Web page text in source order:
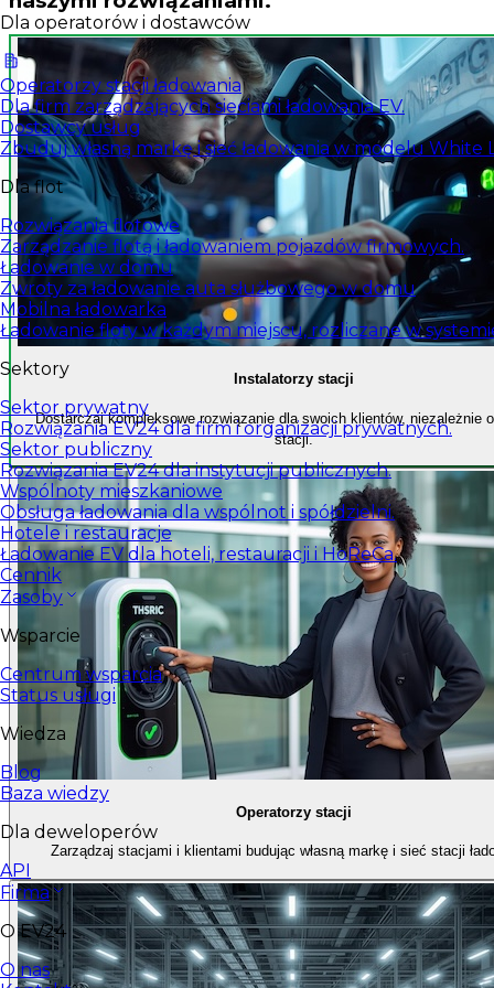
Dla operatorów i dostawców
Operatorzy stacji ładowania
Dla firm zarządzających sieciami ładowania EV.
Dostawcy usług
Zbuduj własną markę i sieć ładowania w modelu White
Dla flot
Rozwiązania flotowe
Zarządzanie flotą i ładowaniem pojazdów firmowych.
Ładowanie w domu
Zwroty za ładowanie auta służbowego w domu
Mobilna ładowarka
Ładowanie floty w każdym miejscu, rozliczane w
Sektory
Sektor prywatny
Rozwiązania EV24 dla firm i organizacji prywatnych.
Sektor publiczny
Rozwiązania EV24 dla instytucji publicznych.
Wspólnoty mieszkaniowe
Obsługa ładowania dla wspólnot i spółdzielni.
Hotele i restauracje
Ładowanie EV dla hoteli, restauracji i HoReCa.
Cennik
Zasoby
Wsparcie
Centrum wsparcia
Status usługi
Wiedza
Blog
Baza wiedzy
Dla deweloperów
API
Firma
O EV24
O nas
Instalatorzy stacji
Dostarczaj kompleksowe rozwiązanie dla swoich klientów, niezależnie
stacji.
Operatorzy stacji
Zarządzaj stacjami i klientami budując własną markę i sieć stacji